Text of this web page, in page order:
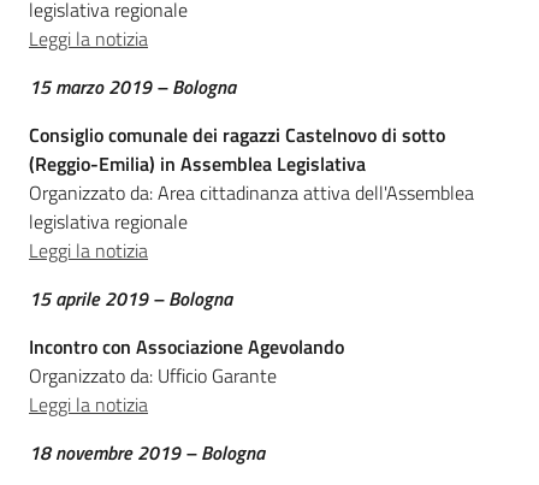
delle
ragazze
Assemblea
legislativa
Assemblea
Attività
Argomenti
legislativa regionale
Leggi la notizia
15 marzo 2019 – Bologna
Consiglio comunale dei ragazzi Castelnovo di sotto
(Reggio-Emilia) in Assemblea Legislativa
Organizzato da: Area cittadinanza attiva dell'Assemblea
legislativa regionale
Leggi la notizia
15 aprile 2019 – Bologna
Incontro con Associazione Agevolando
Organizzato da: Ufficio Garante
Leggi la notizia
18 novembre 2019 – Bologna